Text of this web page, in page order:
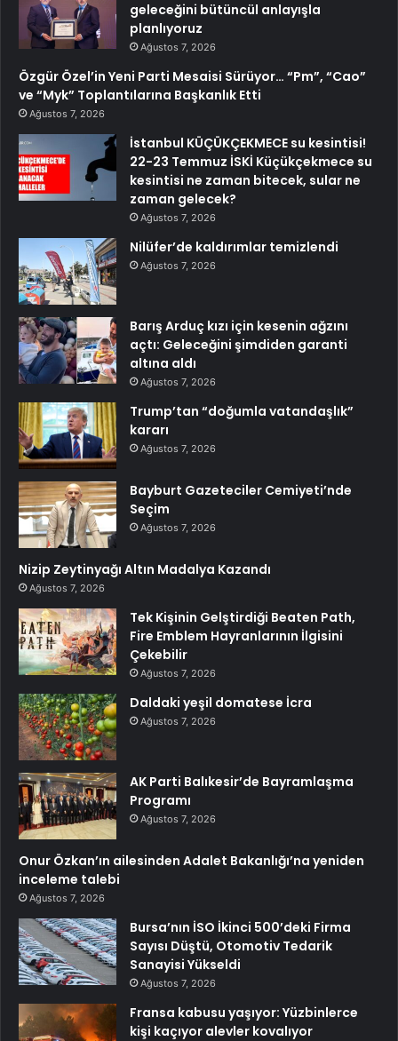
geleceğini bütüncül anlayışla
planlıyoruz
Ağustos 7, 2026
Özgür Özel’in Yeni Parti Mesaisi Sürüyor… “Pm”, “Cao”
ve “Myk” Toplantılarına Başkanlık Etti
Ağustos 7, 2026
İstanbul KÜÇÜKÇEKMECE su kesintisi!
22-23 Temmuz İSKİ Küçükçekmece su
kesintisi ne zaman bitecek, sular ne
zaman gelecek?
Ağustos 7, 2026
Nilüfer’de kaldırımlar temizlendi
Ağustos 7, 2026
Barış Arduç kızı için kesenin ağzını
açtı: Geleceğini şimdiden garanti
altına aldı
Ağustos 7, 2026
Trump’tan “doğumla vatandaşlık”
kararı
Ağustos 7, 2026
Bayburt Gazeteciler Cemiyeti’nde
Seçim
Ağustos 7, 2026
Nizip Zeytinyağı Altın Madalya Kazandı
Ağustos 7, 2026
Tek Kişinin Gelştirdiği Beaten Path,
Fire Emblem Hayranlarının İlgisini
Çekebilir
Ağustos 7, 2026
Daldaki yeşil domatese İcra
Ağustos 7, 2026
AK Parti Balıkesir’de Bayramlaşma
Programı
Ağustos 7, 2026
Onur Özkan’ın ailesinden Adalet Bakanlığı’na yeniden
inceleme talebi
Ağustos 7, 2026
Bursa’nın İSO İkinci 500’deki Firma
Sayısı Düştü, Otomotiv Tedarik
Sanayisi Yükseldi
Ağustos 7, 2026
Fransa kabusu yaşıyor: Yüzbinlerce
kişi kaçıyor alevler kovalıyor